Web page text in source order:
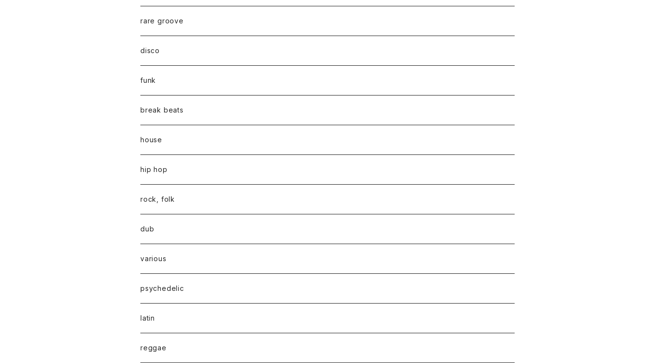
rare groove
disco
funk
break beats
house
hip hop
rock, folk
dub
various
psychedelic
latin
reggae